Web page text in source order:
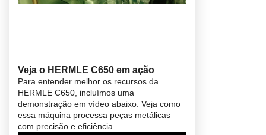
Veja o HERMLE C650 em ação
Para entender melhor os recursos da
HERMLE C650, incluímos uma
demonstração em vídeo abaixo. Veja como
essa máquina processa peças metálicas
com precisão e eficiência.